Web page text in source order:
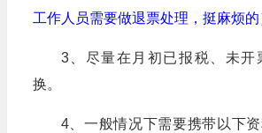
工作人员需要做退票处理，挺麻烦的
3、尽量在月初已报税、未开
换。
4、一般情况下需要携带以下